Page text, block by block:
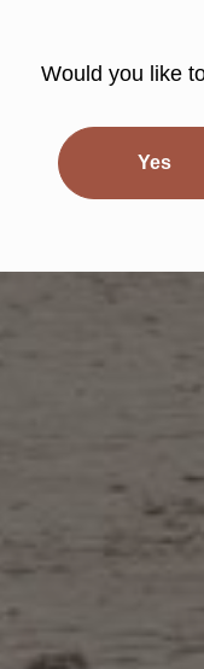
Would you like
Yes